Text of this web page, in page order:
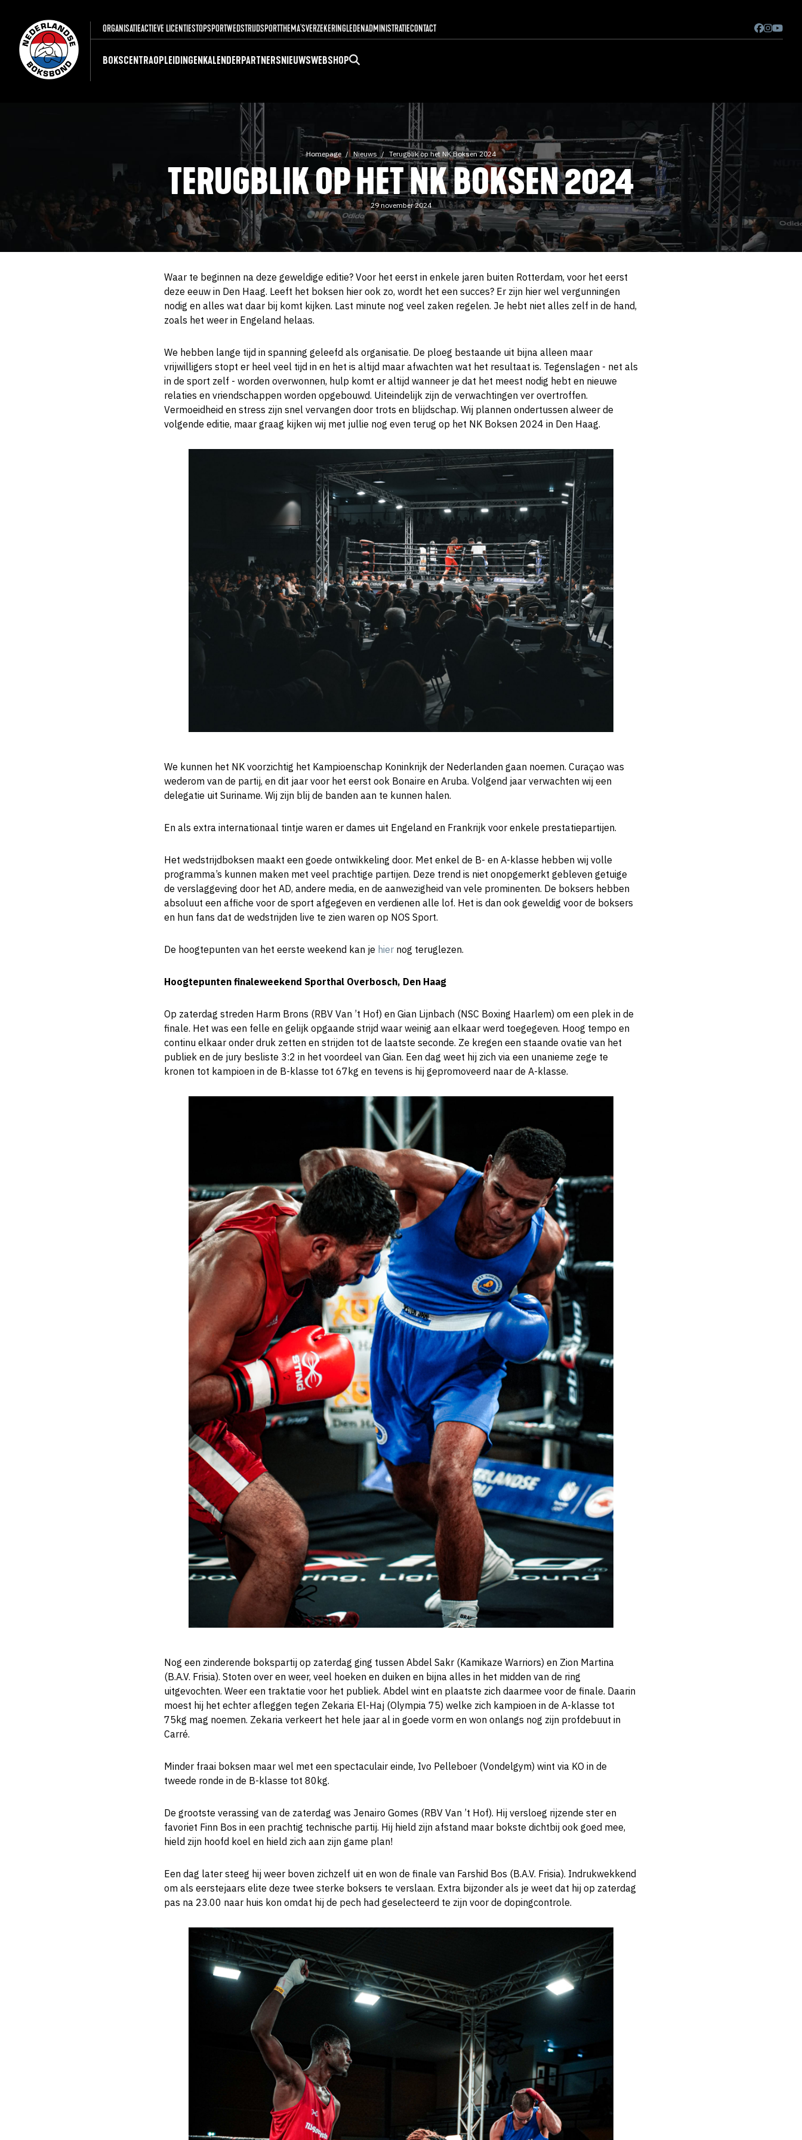
ORGANISATIEACTIEVE LICENTIESTOPSPORTWEDSTRIJDSPORTTHEMA'SVERZEKERINGLEDENADMINISTRATIECONTACT
BOKSCENTRAOPLEIDINGENKALENDERPARTNERSNIEUWSWEBSHOP
Homepage Nieuws Terugblik op het NK Boksen 2024
TERUGBLIK OP HET NK BOKSEN 2024
29 november 2024
Waar te beginnen na deze geweldige editie? Voor het eerst in enkele jaren buiten Rotterdam, voor het eerst
deze eeuw in Den Haag. Leeft het boksen hier ook zo, wordt het een succes? Er zijn hier wel vergunningen
nodig en alles wat daar bij komt kijken. Last minute nog veel zaken regelen. Je hebt niet alles zelf in de hand,
zoals het weer in Engeland helaas.
We hebben lange tijd in spanning geleefd als organisatie. De ploeg bestaande uit bijna alleen maar
vrijwilligers stopt er heel veel tijd in en het is altijd maar afwachten wat het resultaat is. Tegenslagen - net als
in de sport zelf - worden overwonnen, hulp komt er altijd wanneer je dat het meest nodig hebt en nieuwe
relaties en vriendschappen worden opgebouwd. Uiteindelijk zijn de verwachtingen ver overtroffen.
Vermoeidheid en stress zijn snel vervangen door trots en blijdschap. Wij plannen ondertussen alweer de
volgende editie, maar graag kijken wij met jullie nog even terug op het NK Boksen 2024 in Den Haag.
We kunnen het NK voorzichtig het Kampioenschap Koninkrijk der Nederlanden gaan noemen. Curaçao was
wederom van de partij, en dit jaar voor het eerst ook Bonaire en Aruba. Volgend jaar verwachten wij een
delegatie uit Suriname. Wij zijn blij de banden aan te kunnen halen.
En als extra internationaal tintje waren er dames uit Engeland en Frankrijk voor enkele prestatiepartijen.
Het wedstrijdboksen maakt een goede ontwikkeling door. Met enkel de B- en A-klasse hebben wij volle
programma’s kunnen maken met veel prachtige partijen. Deze trend is niet onopgemerkt gebleven getuige
de verslaggeving door het AD, andere media, en de aanwezigheid van vele prominenten. De boksers hebben
absoluut een affiche voor de sport afgegeven en verdienen alle lof. Het is dan ook geweldig voor de boksers
en hun fans dat de wedstrijden live te zien waren op NOS Sport.
De hoogtepunten van het eerste weekend kan je hiernog teruglezen.
Hoogtepunten finaleweekend Sporthal Overbosch, Den Haag
Op zaterdag streden Harm Brons (RBV Van ’t Hof) en Gian Lijnbach (NSC Boxing Haarlem) om een plek in de
finale. Het was een felle en gelijk opgaande strijd waar weinig aan elkaar werd toegegeven. Hoog tempo en
continu elkaar onder druk zetten en strijden tot de laatste seconde. Ze kregen een staande ovatie van het
publiek en de jury besliste 3:2 in het voordeel van Gian. Een dag weet hij zich via een unanieme zege te
kronen tot kampioen in de B-klasse tot 67kg en tevens is hij gepromoveerd naar de A-klasse.
Nog een zinderende bokspartij op zaterdag ging tussen Abdel Sakr (Kamikaze Warriors) en Zion Martina
(B.A.V. Frisia). Stoten over en weer, veel hoeken en duiken en bijna alles in het midden van de ring
uitgevochten. Weer een traktatie voor het publiek. Abdel wint en plaatste zich daarmee voor de finale. Daarin
moest hij het echter afleggen tegen Zekaria El-Haj (Olympia 75) welke zich kampioen in de A-klasse tot
75kg mag noemen. Zekaria verkeert het hele jaar al in goede vorm en won onlangs nog zijn profdebuut in
Carré.
Minder fraai boksen maar wel met een spectaculair einde, Ivo Pelleboer (Vondelgym) wint via KO in de
tweede ronde in de B-klasse tot 80kg.
De grootste verassing van de zaterdag was Jenairo Gomes (RBV Van ’t Hof). Hij versloeg rijzende ster en
favoriet Finn Bos in een prachtig technische partij. Hij hield zijn afstand maar bokste dichtbij ook goed mee,
hield zijn hoofd koel en hield zich aan zijn game plan!
Een dag later steeg hij weer boven zichzelf uit en won de finale van Farshid Bos (B.A.V. Frisia). Indrukwekkend
om als eerstejaars elite deze twee sterke boksers te verslaan. Extra bijzonder als je weet dat hij op zaterdag
pas na 23.00 naar huis kon omdat hij de pech had geselecteerd te zijn voor de dopingcontrole.